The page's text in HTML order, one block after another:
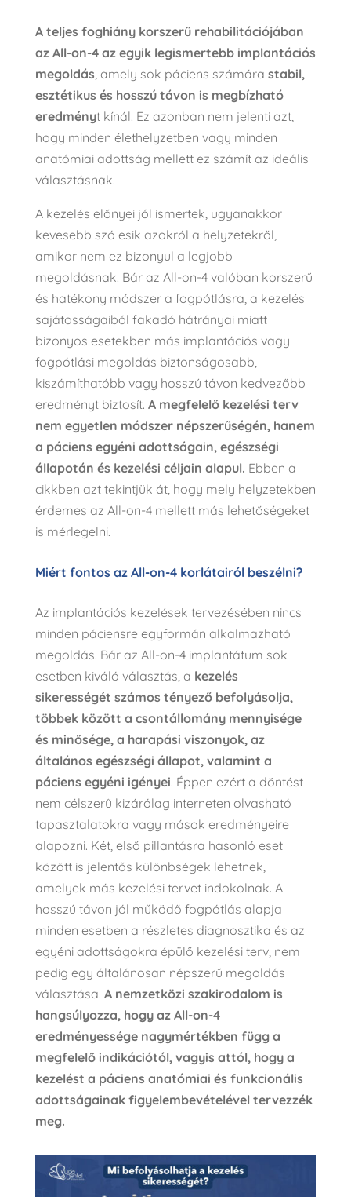
A teljes foghiány korszerű rehabilitációjában
az All-on-4 az egyik legismertebb implantációs
megoldás, amely sok páciens számára stabil,
esztétikus és hosszú távon is megbízható
eredményt kínál. Ez azonban nem jelenti azt,
hogy minden élethelyzetben vagy minden
anatómiai adottság mellett ez számít az ideális
választásnak.
A kezelés előnyei jól ismertek, ugyanakkor
kevesebb szó esik azokról a helyzetekről,
amikor nem ez bizonyul a legjobb
megoldásnak. Bár az All-on-4 valóban korszerű
és hatékony módszer a fogpótlásra, a kezelés
sajátosságaiból fakadó hátrányai miatt
bizonyos esetekben más implantációs vagy
fogpótlási megoldás biztonságosabb,
kiszámíthatóbb vagy hosszú távon kedvezőbb
eredményt biztosít. A megfelelő kezelési terv
nem egyetlen módszer népszerűségén, hanem
a páciens egyéni adottságain, egészségi
állapotán és kezelési céljain alapul. Ebben a
cikkben azt tekintjük át, hogy mely helyzetekben
érdemes az All-on-4 mellett más lehetőségeket
is mérlegelni.
Miért fontos az All-on-4 korlátairól beszélni?
Az implantációs kezelések tervezésében nincs
minden páciensre egyformán alkalmazható
megoldás. Bár az All-on-4 implantátum sok
esetben kiváló választás, a kezelés
sikerességét számos tényező befolyásolja,
többek között a csontállomány mennyisége
és minősége, a harapási viszonyok, az
általános egészségi állapot, valamint a
páciens egyéni igényei. Éppen ezért a döntést
nem célszerű kizárólag interneten olvasható
tapasztalatokra vagy mások eredményeire
alapozni. Két, első pillantásra hasonló eset
között is jelentős különbségek lehetnek,
amelyek más kezelési tervet indokolnak. A
hosszú távon jól működő fogpótlás alapja
minden esetben a részletes diagnosztika és az
egyéni adottságokra épülő kezelési terv, nem
pedig egy általánosan népszerű megoldás
választása. A nemzetközi szakirodalom is
hangsúlyozza, hogy az All-on-4
eredményessége nagymértékben függ a
megfelelő indikációtól, vagyis attól, hogy a
kezelést a páciens anatómiai és funkcionális
adottságainak figyelembevételével tervezzék
meg.